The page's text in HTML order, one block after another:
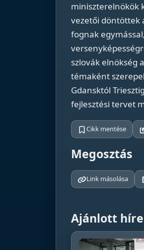
miniszterelnökök
vezetői döntöttek
fognak
szlovák elnökség
témaként
Gdansktól
fejlesztési tervet
Cikk mentése
Megosztás
Link másolása
Ajánlott